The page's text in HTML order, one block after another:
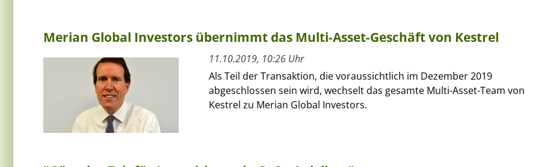
Merian Global Investors übernimmt das Multi-Asset-Geschäft von Kestrel
11.10.2019, 10:26 Uhr
Als Teil der Transaktion, die voraussichtlich im Dezember 2019
abgeschlossen sein wird, wechselt das gesamte Multi-Asset-Team von
Kestrel zu Merian Global Investors.